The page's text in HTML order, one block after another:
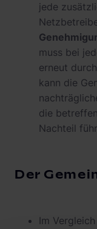
jede
muss bei
erneut
kann die
die
Nachteil
Der
Im